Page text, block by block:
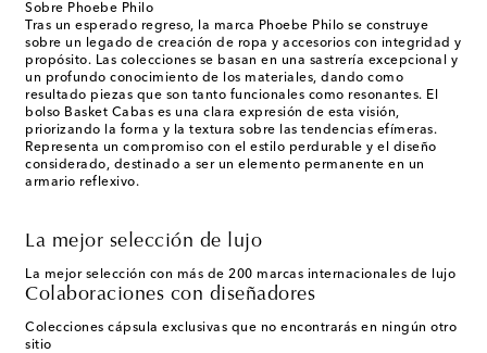
Sobre Phoebe Philo
Tras un esperado regreso, la marca Phoebe Philo se construye
sobre un legado de creación de ropa y accesorios con integridad y
propósito. Las colecciones se basan en una sastrería excepcional y
un profundo conocimiento de los materiales, dando como
resultado piezas que son tanto funcionales como resonantes. El
bolso Basket Cabas es una clara expresión de esta visión,
priorizando la forma y la textura sobre las tendencias efímeras.
Representa un compromiso con el estilo perdurable y el diseño
considerado, destinado a ser un elemento permanente en un
armario reflexivo.
La mejor selección de lujo
La mejor selección con más de 200 marcas internacionales de lujo
Colaboraciones con diseñadores
Colecciones cápsula exclusivas que no encontrarás en ningún otro
sitio